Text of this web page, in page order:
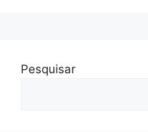
Pesquisar